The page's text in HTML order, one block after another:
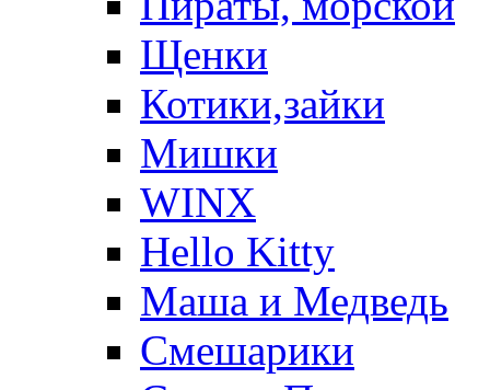
Щенки
Котики,зайки
Мишки
WINX
Hello Kitty
Маша и Медведь
Смешарики